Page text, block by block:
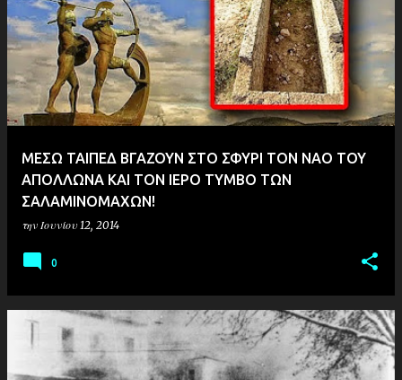
ΜΕΣΩ ΤΑΙΠΕΔ ΒΓΑΖΟΥΝ ΣΤΟ ΣΦΥΡΙ ΤΟΝ ΝΑΟ ΤΟΥ
ΑΠΟΛΛΩΝΑ ΚΑΙ ΤΟΝ ΙΕΡΟ ΤΥΜΒΟ ΤΩΝ
ΣΑΛΑΜΙΝΟΜΑΧΩΝ!
την Ιουνίου 12, 2014
0